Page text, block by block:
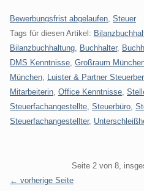
Kategorien:
Bewerbungsfrist abgelaufen Steuer
Tags für diesen Artikel:
Bilanzbuchhaltung
Buchhalter,
DMS Kenntnisse Großraum
München
Luister & Partner
Mitarbeiterin Office Kenntnisse
Steuerfachangestellte Steuerbüro
Steuerfachangestellter,
Seite 2 von 8,
← vorherige Seite